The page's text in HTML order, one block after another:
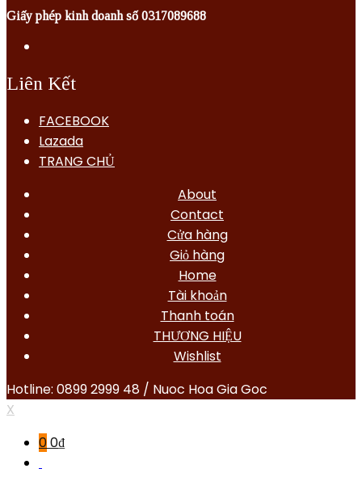
Giấy phép kinh doanh số 0317089688
Liên Kết
FACEBOOK
Lazada
TRANG CHỦ
About
Contact
Cửa hàng
Giỏ hàng
Home
Tài khoản
Thanh toán
THƯƠNG HIỆU
Wishlist
Hotline: 0899 2999 48 / Nuoc Hoa Gia Goc
X
00₫